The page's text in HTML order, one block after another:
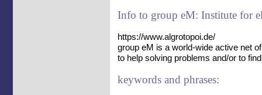
Info to group eM: Institute for
https://www.algrotopoi.de/
group eM is a world-wide active net
to help solving problems and/or to
keywords and phrases: